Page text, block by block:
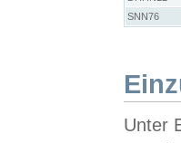
SNN76
Unter